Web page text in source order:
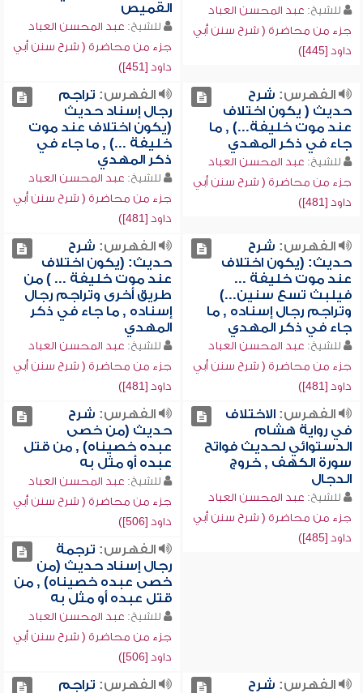
للشيخ: عبد المحسن العباد
جزء من محاضرة ( شرح سنن أبي
داود [445])
القميص
للشيخ: عبد المحسن العباد
جزء من محاضرة ( شرح سنن أبي
داود [451])
الفهرس: شرح
حديث ( يكون اختلاف
عند موت خليفة...) , ما
جاء في ذكر المهدي
للشيخ: عبد المحسن العباد
جزء من محاضرة ( شرح سنن أبي
داود [481])
الفهرس: تراجم
رجال إسناد حديث
(يكون اختلاف عند موت
خليفة ...) , ما جاء في
ذكر المهدي
للشيخ: عبد المحسن العباد
جزء من محاضرة ( شرح سنن أبي
داود [481])
الفهرس: شرح
حديث: (يكون اختلاف
عند موت خليفة ...
فيلبث تسع سنين...)
وتراجم رجال إسناده , ما
جاء في ذكر المهدي
للشيخ: عبد المحسن العباد
جزء من محاضرة ( شرح سنن أبي
داود [481])
الفهرس: شرح
حديث: (يكون اختلاف
عند موت خليفة ... ) من
طريق أخرى وتراجم رجال
إسناده , ما جاء في ذكر
المهدي
للشيخ: عبد المحسن العباد
جزء من محاضرة ( شرح سنن أبي
داود [481])
الفهرس:الاختلاف
في رواية هشام
الدستوائي لحديث فواتح
سورة الكهف , خروج
الدجال
للشيخ: عبد المحسن العباد
جزء من محاضرة ( شرح سنن أبي
داود [485])
الفهرس: شرح
حديث (من خصى
عبده خصيناه) , من قتل
عبده أو مثل به
للشيخ: عبد المحسن العباد
جزء من محاضرة ( شرح سنن أبي
داود [506])
الفهرس: ترجمة
رجال إسناد حديث (من
خصى عبده خصيناه) , من
قتل عبده أو مثل به
للشيخ: عبد المحسن العباد
جزء من محاضرة ( شرح سنن أبي
داود [506])
الفهرس: شرح
الفهرس: تراجم